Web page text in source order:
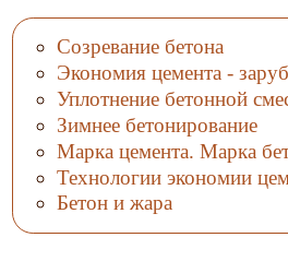
Созревание бетона
Экономия цемента -
Уплотнение бетонной
Зимнее бетонирование
Марка цемента. Марка
Технологии экономии
Бетон и жара